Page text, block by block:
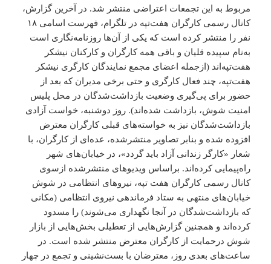
مربوط به این تجمعات اعتراضی منتشر شد. در آخرین گزارش،
کانال رسمی کارگران هفت‌تپه در تلگرام، فهرست اسامی ۱۸
نفر را منتشر کرده است که یکی از آن‌ها روزنامه‌نگاری است
به‌نام سپیده قلیان و باقی همه کارگران و کارکنان نیشکر
هفت‌تپه‌اند (ازجمله اعضای مجمع نمایندگان کارگری نیشکر
هفت‌تپه، چند فعال کارگری و حتی برخی مدیران که بعد از
حضور برای پی‌گیری وضعیت بازداشت‌شدگان در محل پلیس
امنیت شوش، بازداشت شده‌اند). روز دوشنبه، خواست آزادی
بازداشت‌شدگان نیز به خواسته‌های قبلی کارگران معترض
افزوده شده و بنابر تصاویر منتشرشده، عده‌ای از کارگران، با
شعار «کارگر زندانی آزاد باید گردد»، در خیابان‌های شهر
راه‌پیمایی کرده‌اند. براساس ویدیوهای منتشرشده ازسوی
کانال رسمی کارگران هفت تپه، نیروهای انتظامی در شوش
خیابان‌های منتهی به ستاد فرماندهی نیروی انتظامی (مکانی
که بازداشت‌شدگان در آنجا نگهداری می‌شوند) را مسدود
کرده‌اند و همچنین گزارش‌هایی از تعطیلی بخش‌هایی از بازار
شوش درحمایت از کارگران معترض منتشر شده است. در
ساعت‌های بعدی روز، معترضان با بست‌نشینی و تجمع در چهار